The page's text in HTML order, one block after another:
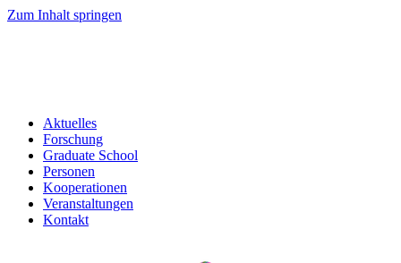
Zum Inhalt springen
Aktuelles
Forschung
Graduate School
Personen
Kooperationen
Veranstaltungen
Kontakt